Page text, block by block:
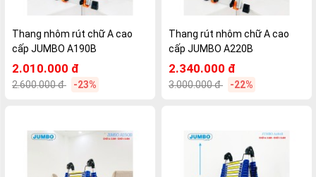
Thang nhôm rút chữ A cao
cấp JUMBO A190B
2.010.000 đ
2.600.000 đ -23%
Thang rút nhôm chữ A cao
cấp JUMBO A220B
2.340.000 đ
3.000.000 đ -22%